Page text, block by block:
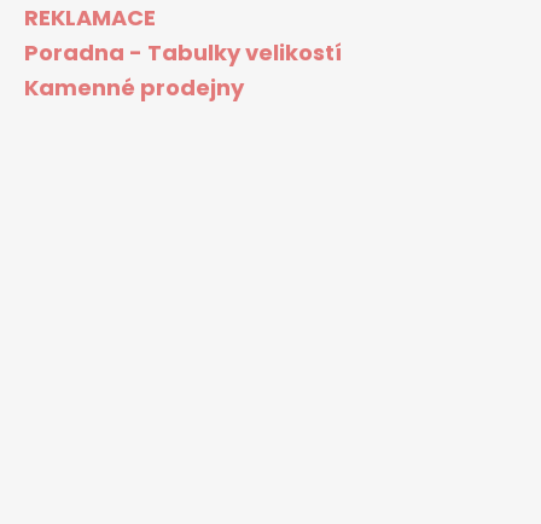
REKLAMACE
Poradna - Tabulky velikostí
Kamenné prodejny